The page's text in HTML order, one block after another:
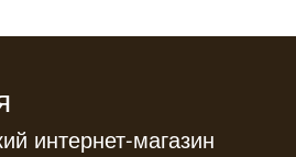
интернет-магазин